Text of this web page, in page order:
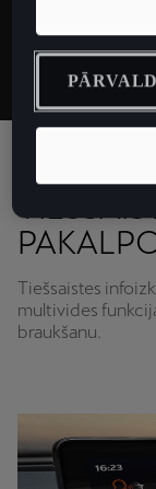
Attālināti
temperatūru,
līmeni un ne
Tiešsaistes
multivides
braukšanu.